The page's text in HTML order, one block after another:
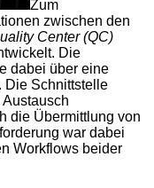
Zum
zwischen den
Center (QC)
Die
dabei über eine
Die Schnittstelle
die Übermittlung von
war dabei
Workflows beider